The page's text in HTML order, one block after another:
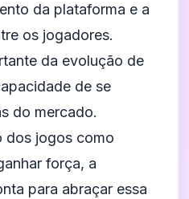
da plataforma e a
os jogadores.
da evolução de
de se
do mercado.
dos jogos como
força, a
para abraçar essa